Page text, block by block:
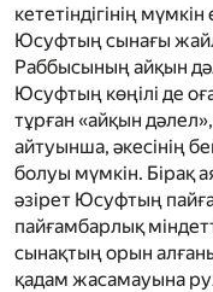
кететіндігінің
Юсуфтың сынағы
Раббысының айқын
Юсуфтың көңілі де
тұрған «айқын
айтуынша, әкесінің
болуы мүмкін. Бірақ
әзірет Юсуфтың
пайғамбарлық
сынақтың орын
қадам жасамауына